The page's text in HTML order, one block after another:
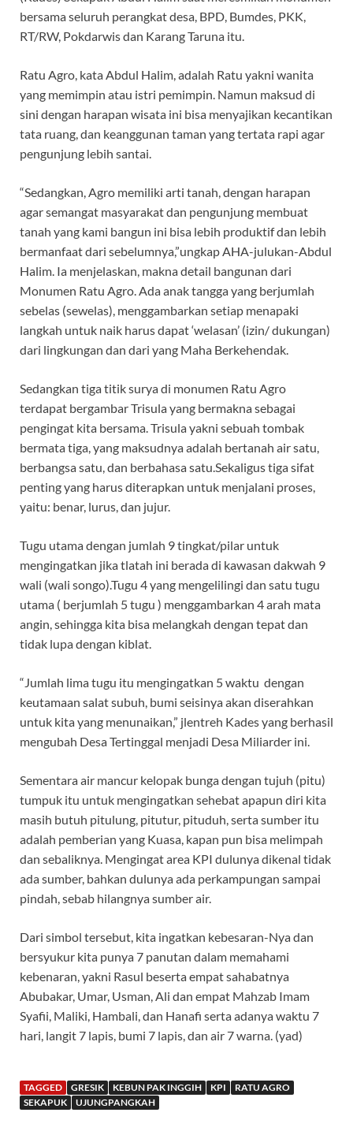
bersama seluruh perangkat desa, BPD, Bumdes, PKK,
RT/RW, Pokdarwis dan Karang Taruna itu.
Ratu Agro, kata Abdul Halim, adalah Ratu yakni wanita
yang memimpin atau istri pemimpin. Namun maksud di
sini dengan harapan wisata ini bisa menyajikan kecantikan
tata ruang, dan keanggunan taman yang tertata rapi agar
pengunjung lebih santai.
“Sedangkan, Agro memiliki arti tanah, dengan harapan
agar semangat masyarakat dan pengunjung membuat
tanah yang kami bangun ini bisa lebih produktif dan lebih
bermanfaat dari sebelumnya,”ungkap AHA-julukan-Abdul
Halim. Ia menjelaskan, makna detail bangunan dari
Monumen Ratu Agro. Ada anak tangga yang berjumlah
sebelas (sewelas), menggambarkan setiap menapaki
langkah untuk naik harus dapat ‘welasan’ (izin/ dukungan)
dari lingkungan dan dari yang Maha Berkehendak.
Sedangkan tiga titik surya di monumen Ratu Agro
terdapat bergambar Trisula yang bermakna sebagai
pengingat kita bersama. Trisula yakni sebuah tombak
bermata tiga, yang maksudnya adalah bertanah air satu,
berbangsa satu, dan berbahasa satu.Sekaligus tiga sifat
penting yang harus diterapkan untuk menjalani proses,
yaitu: benar, lurus, dan jujur.
Tugu utama dengan jumlah 9 tingkat/pilar untuk
mengingatkan jika tlatah ini berada di kawasan dakwah 9
wali (wali songo).Tugu 4 yang mengelilingi dan satu tugu
utama ( berjumlah 5 tugu ) menggambarkan 4 arah mata
angin, sehingga kita bisa melangkah dengan tepat dan
tidak lupa dengan kiblat.
“Jumlah lima tugu itu mengingatkan 5 waktu dengan
keutamaan salat subuh, bumi seisinya akan diserahkan
untuk kita yang menunaikan,” jlentreh Kades yang berhasil
mengubah Desa Tertinggal menjadi Desa Miliarder ini.
Sementara air mancur kelopak bunga dengan tujuh (pitu)
tumpuk itu untuk mengingatkan sehebat apapun diri kita
masih butuh pitulung, pitutur, pituduh, serta sumber itu
adalah pemberian yang Kuasa, kapan pun bisa melimpah
dan sebaliknya. Mengingat area KPI dulunya dikenal tidak
ada sumber, bahkan dulunya ada perkampungan sampai
pindah, sebab hilangnya sumber air.
Dari simbol tersebut, kita ingatkan kebesaran-Nya dan
bersyukur kita punya 7 panutan dalam memahami
kebenaran, yakni Rasul beserta empat sahabatnya
Abubakar, Umar, Usman, Ali dan empat Mahzab Imam
Syafii, Maliki, Hambali, dan Hanafi serta adanya waktu 7
hari, langit 7 lapis, bumi 7 lapis, dan air 7 warna. (yad)
TAGGED GRESIK KEBUN PAK INGGIH KPI
RATU AGRO
SEKAPUK
UJUNGPANGKAH